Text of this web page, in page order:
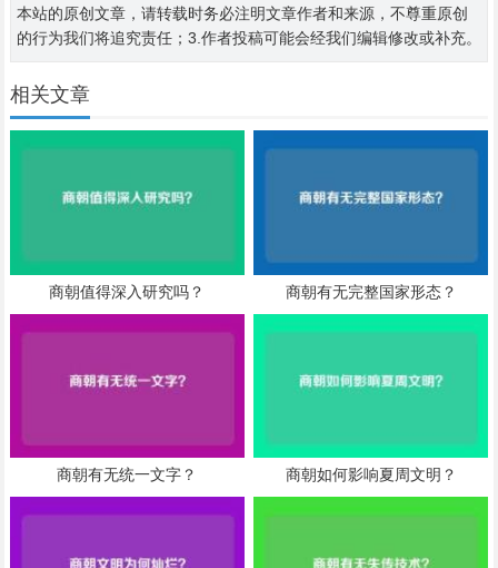
本站的原创文章，请转载时务必注明文章作者和来源，不尊重原创
的行为我们将追究责任；3.作者投稿可能会经我们编辑修改或补充。
相关文章
商朝值得深入研究吗？ 商朝有无完整国家形态？
商朝有无统一文字？ 商朝如何影响夏周文明？